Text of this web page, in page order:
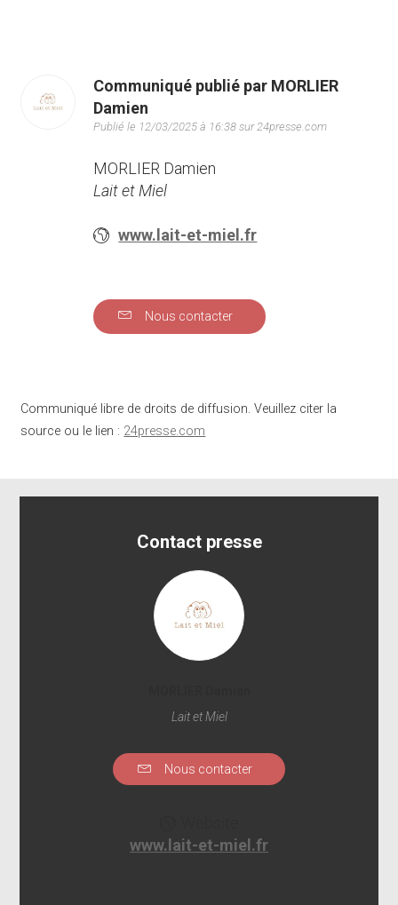
Communiqué publié par MORLIER
Damien
Publié le 12/03/2025 à 16:38 sur 24presse.com
MORLIER Damien
Lait et Miel
www.lait-et-miel.fr
Nous contacter
Communiqué libre de droits de diffusion. Veuillez citer la
source ou le lien : 24presse.com
Contact presse
Lait et Miel
Nous contacter
www.lait-et-miel.fr